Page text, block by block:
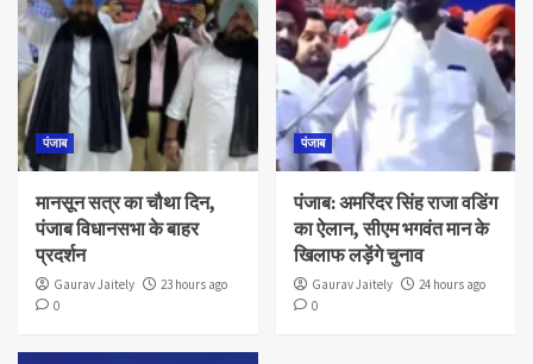
पंजाब
मानसून सत्र का चौथा दिन,
पंजाब विधानसभा के बाहर
प्रदर्शन
Gaurav Jaitely
23 hours ago
0
पंजाब
पंजाब: अमरिंदर सिंह राजा वडिंग
का ऐलान, सीएम भगवंत मान के
खिलाफ लड़ेंगे चुनाव
Gaurav Jaitely
24 hours ago
0